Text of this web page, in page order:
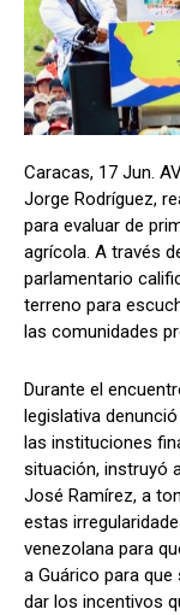
Caracas, 17 Jun.
Jorge Rodríguez,
para evaluar de
agrícola. A través
parlamentario
terreno para
las comunidades
Durante el
legislativa
las instituciones
situación, instruyó
José Ramírez, a
estas
venezolana para
a Guárico para
dar los incentivos